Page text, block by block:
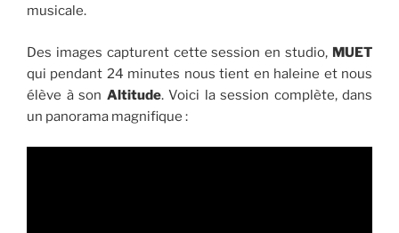
musicale.
Des images capturent cette session en studio, MUET
qui pendant 24 minutes nous tient en haleine et nous
élève à son Altitude. Voici la session complète, dans
un panorama magnifique :